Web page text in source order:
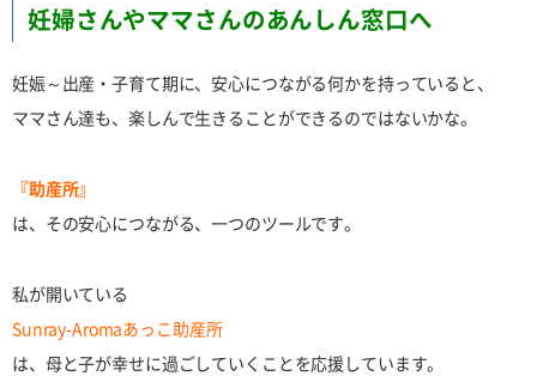
妊婦さんやママさんのあんしん窓口へ
妊娠～出産・子育て期に、安心につながる何かを持っていると、
ママさん達も、楽しんで生きることができるのではないかな。
『助産所』
は、その安心につながる、一つのツールです。
私が開いている
Sunray-Aromaあっこ助産所
は、母と子が幸せに過ごしていくことを応援しています。